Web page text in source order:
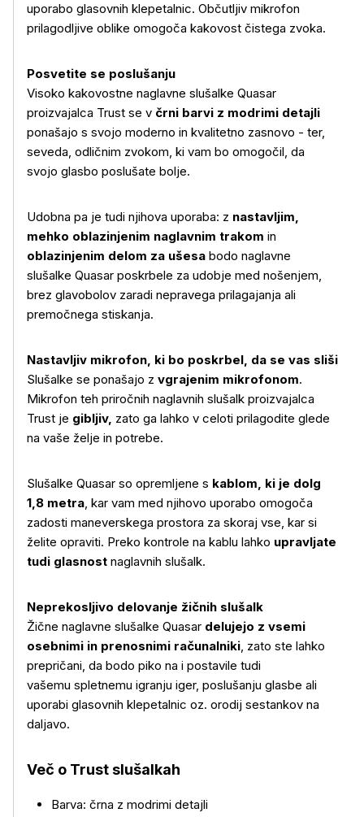
Več o izdelku
uporabo glasovnih klepetalnic. Občutljiv mikrofon
prilagodljive oblike omogoča kakovost čistega zvoka.
Posvetite se poslušanju
Visoko kakovostne naglavne slušalke Quasar
proizvajalca Trust se v črni barvi z modrimi detajli
ponašajo s svojo moderno in kvalitetno zasnovo - ter,
seveda, odličnim zvokom, ki vam bo omogočil, da
svojo glasbo poslušate bolje.
Udobna pa je tudi njihova uporaba: z nastavljim,
mehko oblazinjenim naglavnim trakom in
oblazinjenim delom za ušesa bodo naglavne
slušalke Quasar poskrbele za udobje med nošenjem,
brez glavobolov zaradi nepravega prilagajanja ali
premočnega stiskanja.
Nastavljiv mikrofon, ki bo poskrbel, da se vas sliši
Slušalke se ponašajo z vgrajenim mikrofonom.
Mikrofon teh priročnih naglavnih slušalk proizvajalca
Trust je gibljiv, zato ga lahko v celoti prilagodite glede
na vaše želje in potrebe.
Slušalke Quasar so opremljene s kablom, ki je dolg
1,8 metra, kar vam med njihovo uporabo omogoča
zadosti maneverskega prostora za skoraj vse, kar si
želite opraviti. Preko kontrole na kablu lahko upravljate
tudi glasnost naglavnih slušalk.
Neprekosljivo delovanje žičnih slušalk
Žične naglavne slušalke Quasar delujejo z vsemi
osebnimi in prenosnimi računalniki, zato ste lahko
prepričani, da bodo piko na i postavile tudi
vašemu spletnemu igranju iger, poslušanju glasbe ali
uporabi glasovnih klepetalnic oz. orodij sestankov na
daljavo.
Več o Trust slušalkah
Barva: črna z modrimi detajli